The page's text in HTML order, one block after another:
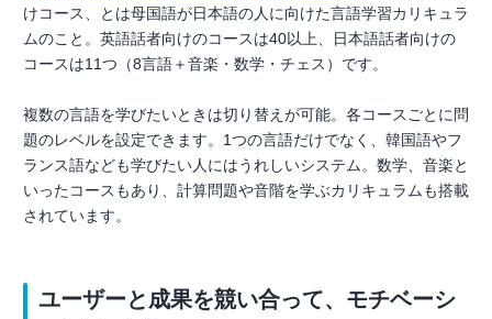
けコース、とは母国語が日本語の人に向けた言語学習カリキュラ
ムのこと。英語話者向けのコースは40以上、日本語話者向けの
コースは11つ（8言語＋音楽・数学・チェス）です。
複数の言語を学びたいときは切り替えが可能。各コースごとに問
題のレベルを設定できます。1つの言語だけでなく、韓国語やフ
ランス語なども学びたい人にはうれしいシステム。数学、音楽と
いったコースもあり、計算問題や音階を学ぶカリキュラムも搭載
されています。
ユーザーと成果を競い合って、モチベーシ